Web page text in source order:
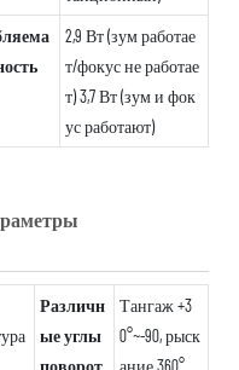
2,9 Вт (зум работае
т/фокус не работае
т) 3,7 Вт (зум и фок
ус работают)
Различн
ые углы
поворот
Тангаж +3
0°~-90, рыск
ание 360°